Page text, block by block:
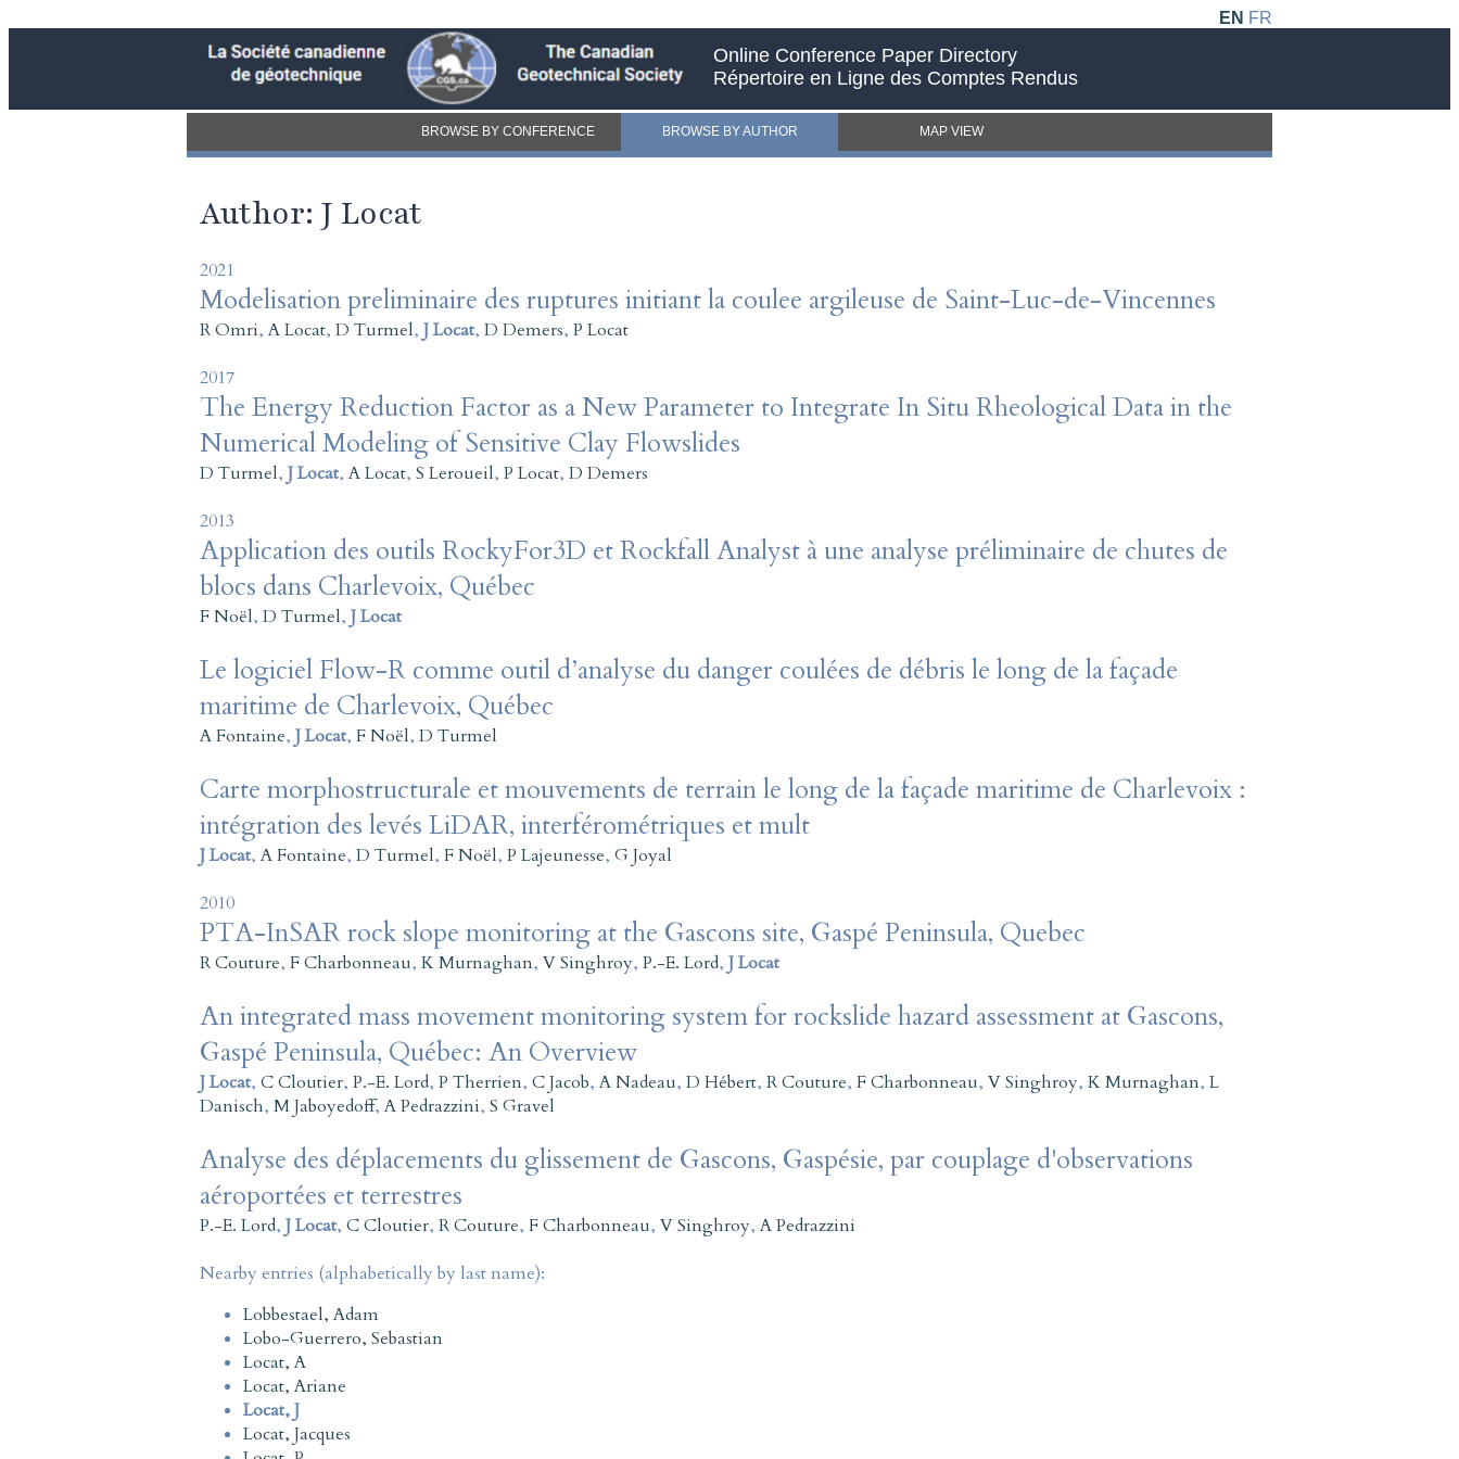
EN FR
Online Conference Paper Directory
Répertoire en Ligne des Comptes Rendus
BROWSE BY CONFERENCE BROWSE BY AUTHOR MAP VIEW
Author: J Locat
2021
Modelisation preliminaire des ruptures initiant la coulee argileuse de Saint-Luc-de-Vincennes
R Omri, A Locat, D Turmel, J Locat, D Demers, P Locat
2017
The Energy Reduction Factor as a New Parameter to Integrate In Situ Rheological Data in the
Numerical Modeling of Sensitive Clay Flowslides
D Turmel, J Locat, A Locat, S Leroueil, P Locat, D Demers
2013
Application des outils RockyFor3D et Rockfall Analyst à une analyse préliminaire de chutes de
blocs dans Charlevoix, Québec
F Noël, D Turmel, J Locat
Le logiciel Flow-R comme outil d’analyse du danger coulées de débris le long de la façade
maritime de Charlevoix, Québec
A Fontaine, J Locat, F Noël, D Turmel
Carte morphostructurale et mouvements de terrain le long de la façade maritime de Charlevoix :
intégration des levés LiDAR, interférométriques et mult
J Locat, A Fontaine, D Turmel, F Noël, P Lajeunesse, G Joyal
2010
PTA-InSAR rock slope monitoring at the Gascons site, Gaspé Peninsula, Quebec
R Couture, F Charbonneau, K Murnaghan, V Singhroy, P.-E. Lord, J Locat
An integrated mass movement monitoring system for rockslide hazard assessment at Gascons,
Gaspé Peninsula, Québec: An Overview
J Locat, C Cloutier, P.-E. Lord, P Therrien, C Jacob, A Nadeau, D Hébert, R Couture, F Charbonneau, V Singhroy, K Murnaghan, L
Danisch, M Jaboyedoff, A Pedrazzini, S Gravel
Analyse des déplacements du glissement de Gascons, Gaspésie, par couplage d'observations
aéroportées et terrestres
P.-E. Lord, J Locat, C Cloutier, R Couture, F Charbonneau, V Singhroy, A Pedrazzini
Nearby entries (alphabetically by last name):
Lobbestael, Adam
Lobo-Guerrero, Sebastian
Locat, A
Locat, Ariane
Locat, J
Locat, Jacques